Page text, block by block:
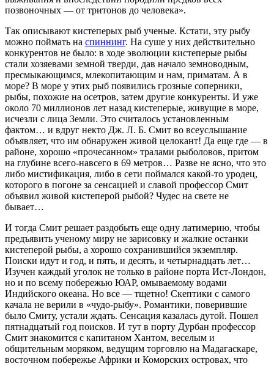
позвоночных — от тритонов до человека».
Так описывают кистеперых рыб ученые. Кстати, эту рыбу
можно поймать на спиннинг. На суше у них действительно
конкурентов не было: в ходе эволюции кистеперые рыбы
стали хозяевами земной тверди, дав начало земноводным,
пресмыкающимся, млекопитающим и нам, приматам. А в
море? В море у этих рыб появились грозные соперники,
рыбы, похожие на осетров, затем другие конкуренты. И уже
около 70 миллионов лет назад кистеперые, живущие в море,
исчезли с лица Земли. Это считалось установленным
фактом… и вдруг некто Дж. Л. Б. Смит во всеуслышание
объявляет, что им обнаружен живой целокант! Да еще где — в
районе, хорошо «прочесанном» тралами рыболовов, притом
на глубине всего-навсего в 69 метров… Разве не ясно, что это
либо мистификация, либо в сети поймался какой-то уродец,
которого в погоне за сенсацией и славой профессор Смит
объявил живой кистеперой рыбой? Чудес на свете не
бывает…
И тогда Смит решает раздобыть еще одну латимерию, чтобы
предъявить ученому миру не зарисовку и жалкие останки
кистеперой рыбы, а хорошо сохранившийся экземпляр.
Поиски идут и год, и пять, и десять, и четырнадцать лет…
Изучен каждый уголок не только в районе порта Ист-Лондон,
но и по всему побережью ЮАР, омываемому водами
Индийского океана. Но все — тщетно! Скептики с самого
качала не верили в «чудо-рыбу». Романтики, поверившие
было Смиту, устали ждать. Сенсация казалась дутой. Пошел
пятнадцатый год поисков. И тут в порту Дурбан профессор
Смит знакомится с капитаном Хантом, веселым и
общительным моряком, ведущим торговлю на Мадагаскаре,
восточном побережье Африки и Коморских островах, что